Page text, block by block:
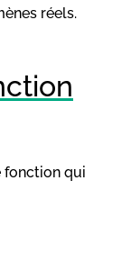
réels.
fonction qui